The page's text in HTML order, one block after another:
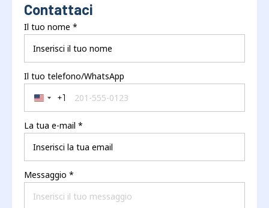
Contattaci
Il tuo nome *
Il tuo telefono/WhatsApp
United States +1
+1
La tua e-mail *
Messaggio *